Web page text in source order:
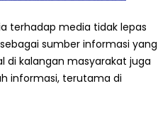
terhadap media tidak lepas
sumber informasi yang
di kalangan masyarakat juga
informasi, terutama di